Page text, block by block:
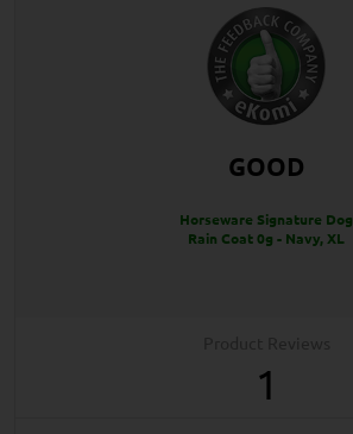
GOOD
Horseware Signature Dog
Rain Coat 0g - Navy, XL
1